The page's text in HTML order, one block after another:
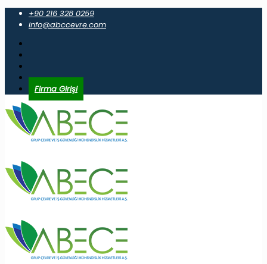
+90 216 328 0259
info@abccevre.com
Firma Girişi